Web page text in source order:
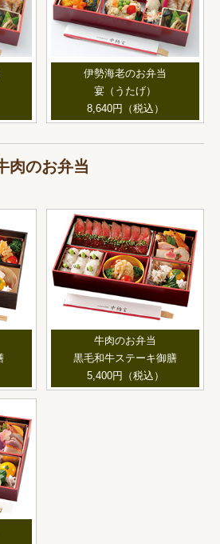
伊勢海老のお弁当
宴（うたげ）
8,640円（税込）
肉のお弁当
牛肉のお弁当
黒毛和牛ステーキ御膳
5,400円（税込）